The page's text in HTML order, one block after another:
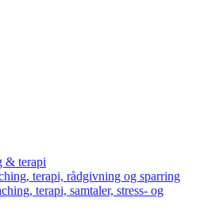
& terapi
terapi, rådgivning og sparring
terapi, samtaler, stress- og